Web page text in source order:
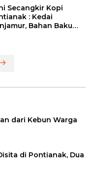
Secangkir Kopi
: Kedai
Bahan Baku
dari Kebun Warga
di Pontianak, Dua